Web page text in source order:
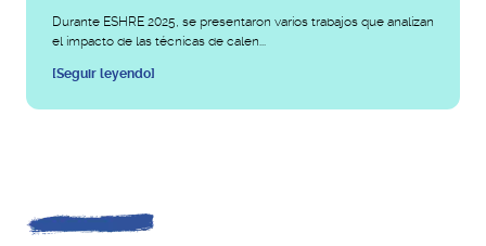
Durante ESHRE 2025, se presentaron varios trabajos que analizan
el impacto de las técnicas de calen...
[Seguir leyendo]